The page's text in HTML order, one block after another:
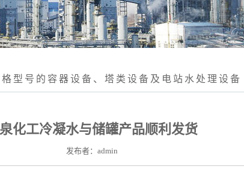
型号的容器设备、塔类设备及电站水处理设备
化工冷凝水与储罐产品顺利发货​
发布者：admin